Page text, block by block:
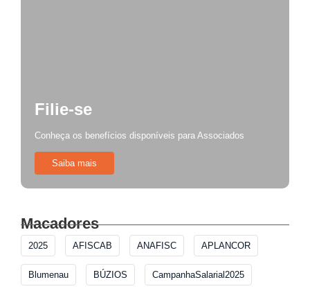
Filie-se
Conheça os benefícios disponíveis para Associados
Saiba mais
Macadores
2025 AFISCAB ANAFISC APLANCOR
Blumenau BÚZIOS CampanhaSalarial2025